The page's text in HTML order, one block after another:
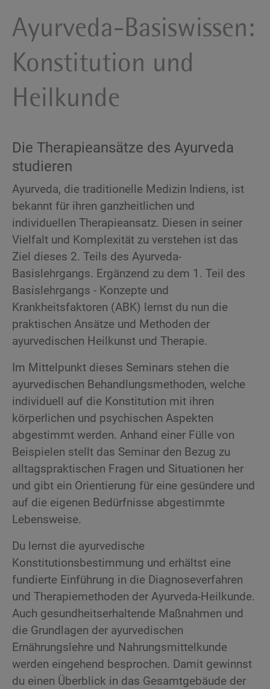
Ayurveda-Basiswissen:
Konstitution und
Heilkunde
Die Therapieansätze des Ayurveda
studieren
Ayurveda, die traditionelle Medizin Indiens, ist
bekannt für ihren ganzheitlichen und
individuellen Therapieansatz. Diesen in seiner
Vielfalt und Komplexität zu verstehen ist das
Ziel dieses 2. Teils des Ayurveda-
Basislehrgangs. Ergänzend zu dem 1. Teil des
Basislehrgangs - Konzepte und
Krankheitsfaktoren (ABK) lernst du nun die
praktischen Ansätze und Methoden der
ayurvedischen Heilkunst und Therapie.
Im Mittelpunkt dieses Seminars stehen die
ayurvedischen Behandlungsmethoden, welche
individuell auf die Konstitution mit ihren
körperlichen und psychischen Aspekten
abgestimmt werden. Anhand einer Fülle von
Beispielen stellt das Seminar den Bezug zu
alltagspraktischen Fragen und Situationen her
und gibt ein Orientierung für eine gesündere und
auf die eigenen Bedürfnisse abgestimmte
Lebensweise.
Du lernst die ayurvedische
Konstitutionsbestimmung und erhältst eine
fundierte Einführung in die Diagnoseverfahren
und Therapiemethoden der Ayurveda-Heilkunde.
Auch gesundheitserhaltende Maßnahmen und
die Grundlagen der ayurvedischen
Ernährungslehre und Nahrungsmittelkunde
werden eingehend besprochen. Damit gewinnst
du einen Überblick in das Gesamtgebäude der